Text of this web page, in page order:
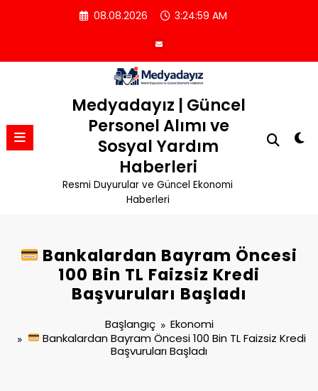
08.08.2026 3:25:00 AM
Medyadayız | Güncel
Personel Alımı ve
Sosyal Yardım
Haberleri
Resmi Duyurular ve Güncel Ekonomi
Haberleri
Bankalardan Bayram Öncesi
100 Bin TL Faizsiz Kredi
Başvuruları Başladı
Başlangıç
Ekonomi
Bankalardan Bayram Öncesi 100 Bin TL Faizsiz Kredi
Başvuruları Başladı